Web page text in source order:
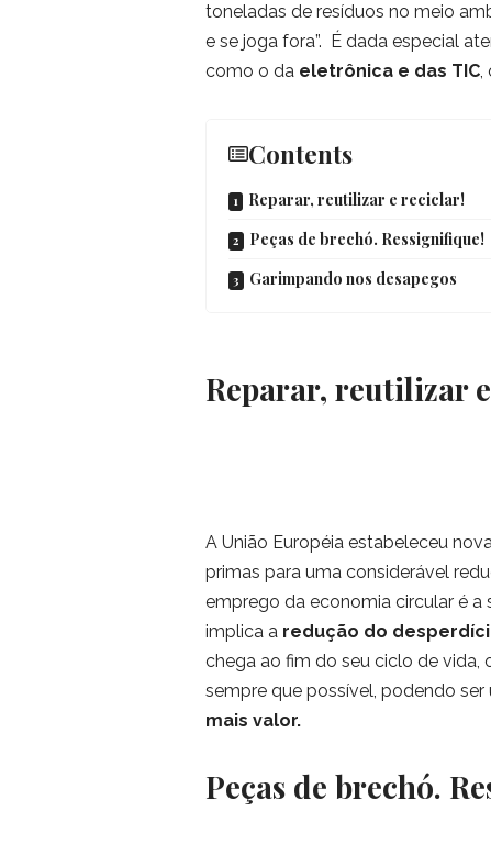
toneladas de resíduos no meio
e se joga fora”.
É dada especial
como o da eletrônica e das TIC,
Contents
Reparar, reutilizar e reciclar!
Peças de brechó. Ressignifique!
Garimpando nos desapegos
Reparar, reutilizar
A União Européia estabeleceu
primas para uma considerável
emprego da economia circular é a
implica a redução do
chega ao fim do seu ciclo de vida,
sempre que possível, podendo
mais valor.
Peças de brechó.